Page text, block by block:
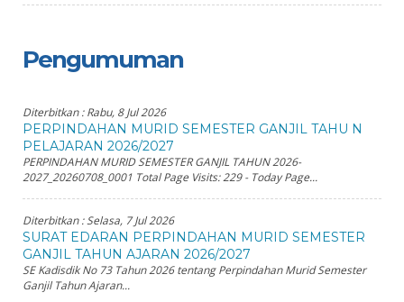
Pengumuman
Diterbitkan :Rabu, 8 Jul 2026
PERPINDAHAN MURID SEMESTER GANJIL TAHU N
PELAJARAN 2026/2027
PERPINDAHAN MURID SEMESTER GANJIL TAHUN 2026-
2027_20260708_0001 Total Page Visits: 229 - Today Page...
Diterbitkan :Selasa, 7 Jul 2026
SURAT EDARAN PERPINDAHAN MURID SEMESTER
GANJIL TAHUN AJARAN 2026/2027
SE Kadisdik No 73 Tahun 2026 tentang Perpindahan Murid Semester
Ganjil Tahun Ajaran...